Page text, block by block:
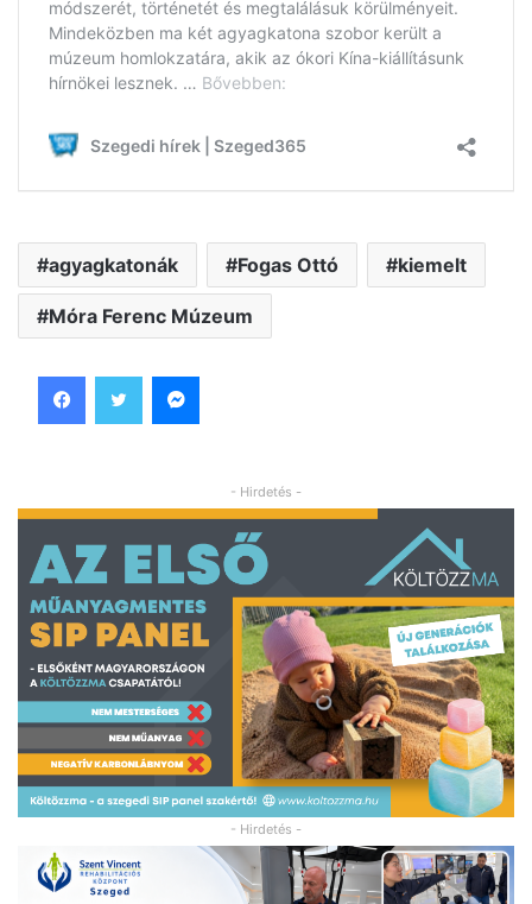
agyagkatonák Fogas Ottó kiemelt
Móra Ferenc Múzeum
- Hirdetés -
- Hirdetés -